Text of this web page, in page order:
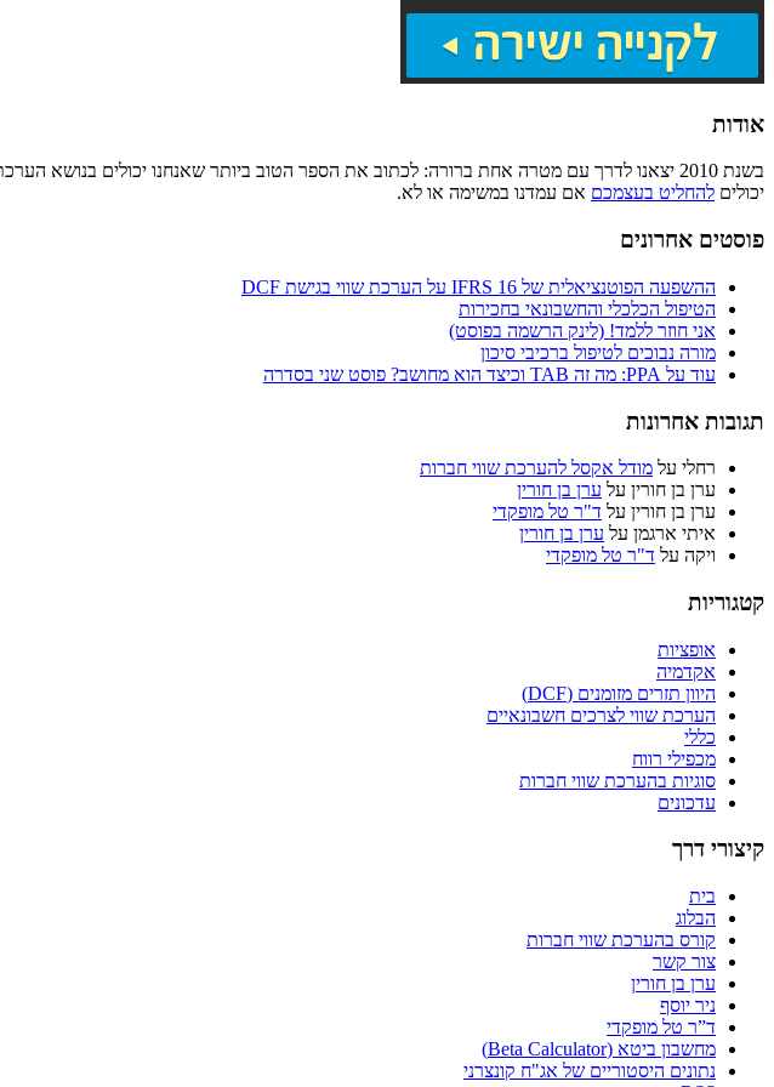
אודות
בשנת 2010 יצאנו לדרך עם מטרה אחת ברורה: לכתוב את הספר הטוב ביותר שאנחנו יכולים
יכולים להחליט בעצמכם אם עמדנו במשימה או לא.
פוסטים אחרונים
ההשפעה הפוטנציאלית של IFRS 16 על הערכת שווי בגישת DCF
הטיפול הכלכלי והחשבונאי בחכירות
אני חוזר ללמד! (לינק הרשמה בפוסט)
מורה נבוכים לטיפול ברכיבי סיכון
עוד על PPA: מה זה TAB וכיצד הוא מחושב? פוסט שני בסדרה
תגובות אחרונות
רחלי על מודל אקסל להערכת שווי חברות
ערן בן חורין על ערן בן חורין
ערן בן חורין על ד"ר טל מופקדי
איתי ארגמן על ערן בן חורין
ויקה על ד"ר טל מופקדי
קטגוריות
אופציות
אקדמיה
היוון תזרים מזומנים (DCF)
הערכת שווי לצרכים חשבונאיים
כללי
מכפילי רווח
סוגיות בהערכת שווי חברות
עדכונים
קיצורי דרך
בית
הבלוג
קורס בהערכת שווי חברות
צור קשר
ערן בן חורין
ניר יוסף
ד”ר טל מופקדי
מחשבון ביטא (Beta Calculator)
נתונים היסטוריים של אג"ח קונצרני